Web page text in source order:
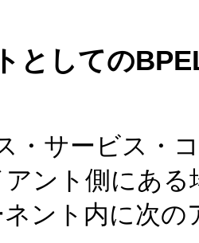
としての
・サービス・
アント側にあ
ント内に次